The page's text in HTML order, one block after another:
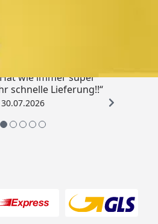
Shops
wie immer super
schnelle Lieferung!!“
30.07.2026